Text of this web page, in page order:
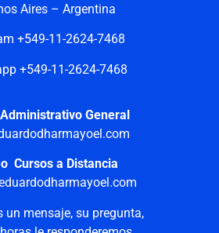
Aires – Argentina
+549-11-2624-7468
+549-11-2624-7468
General
Cursos a Distancia
un mensaje, su pregunta,